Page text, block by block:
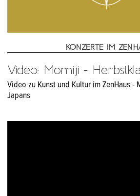
KONZERTE IM
Video: Momiji -
Video zu Kunst und Kultur im ZenHaus -
Japans